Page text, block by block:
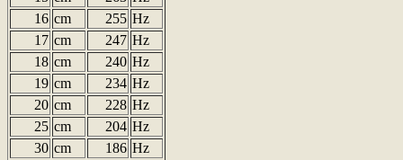
16 cm 255 Hz
17 cm 247 Hz
18 cm 240 Hz
19 cm 234 Hz
20 cm 228 Hz
25 cm 204 Hz
30 cm 186 Hz